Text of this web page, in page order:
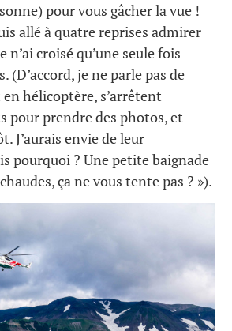
pour vous gâcher la vue !
allé à quatre reprises admirer
n’ai croisé qu’une seule fois
(D’accord, je ne parle pas de
hélicoptère, s’arrêtent
pour prendre des photos, et
J’aurais envie de leur
pourquoi ? Une petite baignade
ça ne vous tente pas ? »).